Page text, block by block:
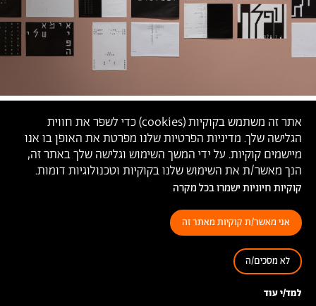
אתר זה משתמש בקוקיות (cookies) כדי לשפר את חווית
הגלישה שלך. מדיניות הפרטיות שלנו מפרטת את האופן בו אנו
מיישמים קוקיות. על ידי המשך השימוש וגלישה שלך באתר זה,
הנך מאשר/ת את השימוש שלנו בקוקיות וטכנולוגיות דומות.
קוקיות חיוניות ישמרו בכל מקרה
אני מאשר/ת קוקיות מאתר זה
לא מסכים/ה
למד/י עוד
מתוך התערוכה׳איך נאמר דבר׳
2026 (צילום: הדס חי)